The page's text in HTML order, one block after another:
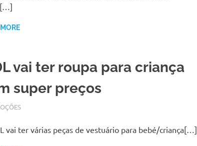
vai ter roupa para criança
super preços
2, 2017
vai ter várias peças de vestuário para bebé/criança[…]